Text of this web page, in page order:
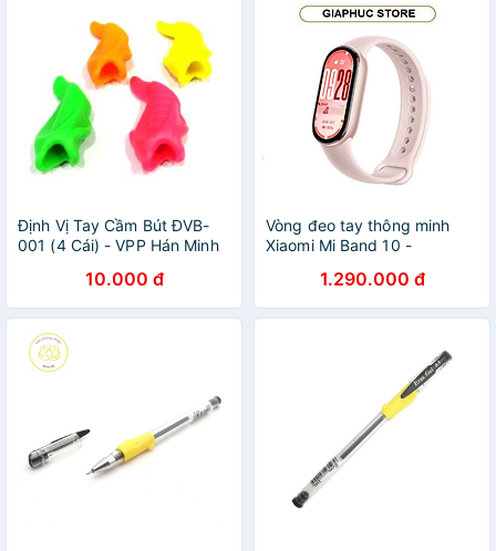
Định Vị Tay Cầm Bút ĐVB-
001 (4 Cái) - VPP Hán Minh
10.000 đ
Vòng đeo tay thông minh
Xiaomi Mi Band 10 -
1.290.000 đ